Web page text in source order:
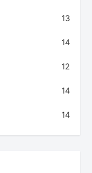
13
14
12
14
14